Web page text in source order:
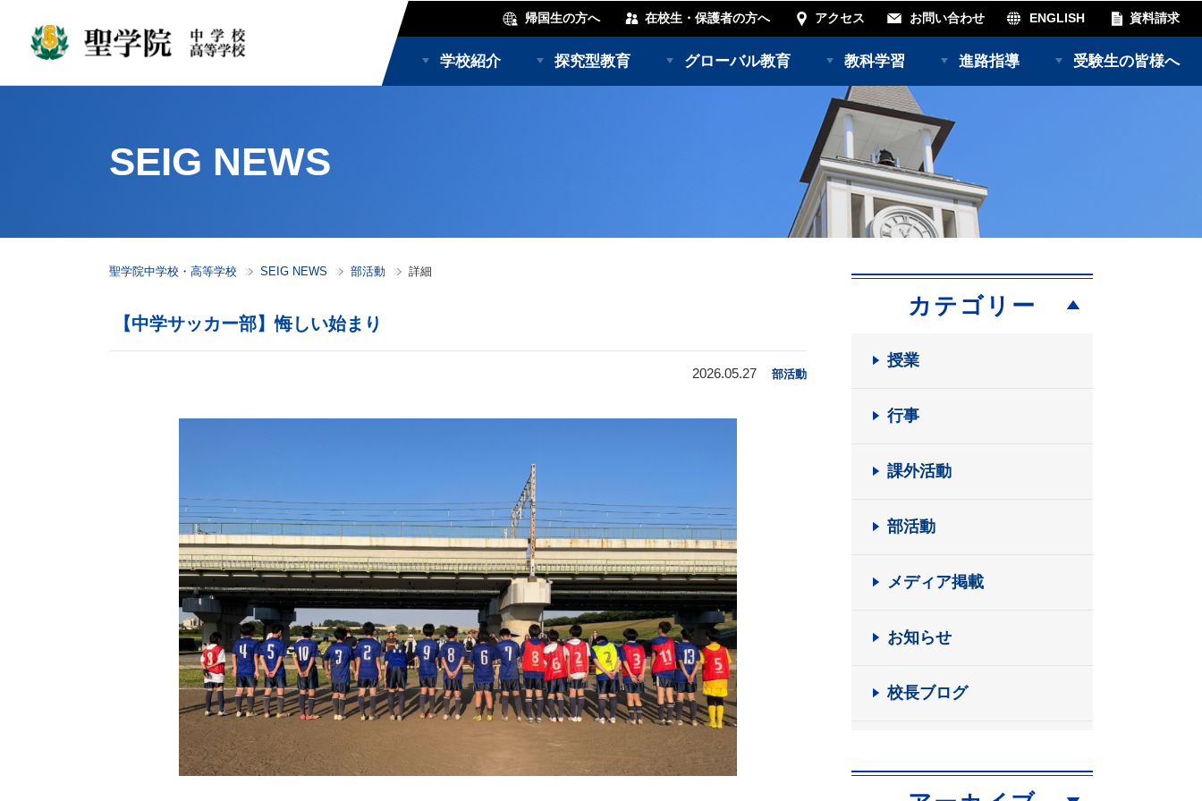
帰国生の方へ 在校生・保護者の方へ アクセス お問い合わせ ENGLISH 資料請求
学校紹介 探究型教育 グローバル教育 教科学習 進路指導 受験生の皆様へ
SEIG NEWS
聖学院中学校・高等学校 SEIG NEWS 部活動 詳細
【中学サッカー部】悔しい始まり
2026.05.27 部活動
カテゴリー
授業
行事
課外活動
部活動
メディア掲載
お知らせ
校長ブログ